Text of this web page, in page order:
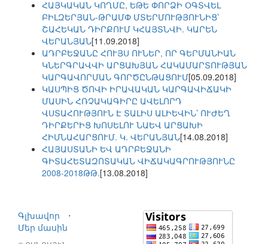
ՀԱՅԿԱԿԱՆ ԿՈՂՄԸ, ԵԹԵ ՓՈՐՁԻ ՕԳՏՎԵԼ
ԲԻԼԶԵՐՅԱՆ-ԹՐԱՄՓ ՄՏԵՐՄՈՒԹՅՈՒՆԻՑ՝
ՇԱՀԵԿԱՆ ԴԻՐՔՈՒՄ ԿՀԱՅՏՆՎԻ. ԿԱՐԵՆ
ՎԵՐԱՆՅԱՆ[11.09.2018]
ԱԴՐԲԵՋԱՆԸ ՀՈՒՅՍ ՈՒՆԵՐ, ՈՐ ԳԵՐՄԱՆԻԱՆ
ԿՆԵՐԳՐԱՎՎԻ ԱՐՑԱԽՅԱՆ ՀԱԿԱՄԱՐՏՈՒԹՅԱՆ
ԿԱՐԳԱՎՈՐՄԱՆ ԳՈՐԾԸՆԹԱՑՈՒՄ[05.09.2018]
ԿԱՍՊԻՑ ԾՈՎԻ ԻՐԱՎԱԿԱՆ ԿԱՐԳԱՎԻՃԱԿԻ
ՄԱՍԻՆ ՀՌՉԱԿԱԳԻՐԸ ԱՎԵԼՈՐԴ
ՎՍՏԱՀՈՒԹՅՈՒՆ Է ՏԱԼԻՍ ԱԼԻԵՎԻՆ՝ ՈՒԺԵՂ
ԴԻՐՔԵՐԻՑ ԽՈՍԵԼՈՒ ՆԱԵՎ ԱՐՑԱԽԻ
ՀԻՄՆԱՀԱՐՑՈՒՄ. Կ. ՎԵՐԱՆՅԱՆ[14.08.2018]
ՀԱՅԱՍՏԱՆԻ ԵՎ ԱԴՐԲԵՋԱՆԻ
ԳԻՏԱՀԵՏԱԶՈՏԱԿԱՆ ՎԻՃԱԿԱԳՐՈՒԹՅՈՒՆԸ
2008-2018ԹԹ.[13.08.2018]
Գլխավոր
⋅
Մեր մասին